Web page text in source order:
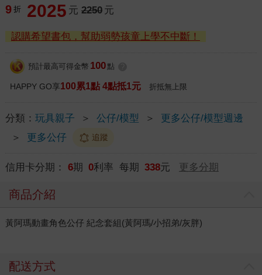
9 折 2025 元 2250 元
認購希望書包，幫助弱勢孩童上學不中斷！
預計最高可得金幣 100 點
HAPPY GO享100累1點 4點抵1元 折抵無上限
分類： 玩具親子 ＞ 公仔/模型 ＞
更多公仔/模型週邊
＞
更多公仔 追蹤
信用卡分期： 6期 0利率 每期 338元 更多分期
商品介紹
黃阿瑪動畫角色公仔 紀念套組(黃阿瑪/小招弟/灰胖)
配送方式